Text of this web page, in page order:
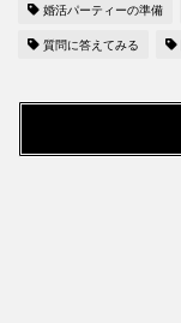
婚活パーティーの準備
質問に答えてみる